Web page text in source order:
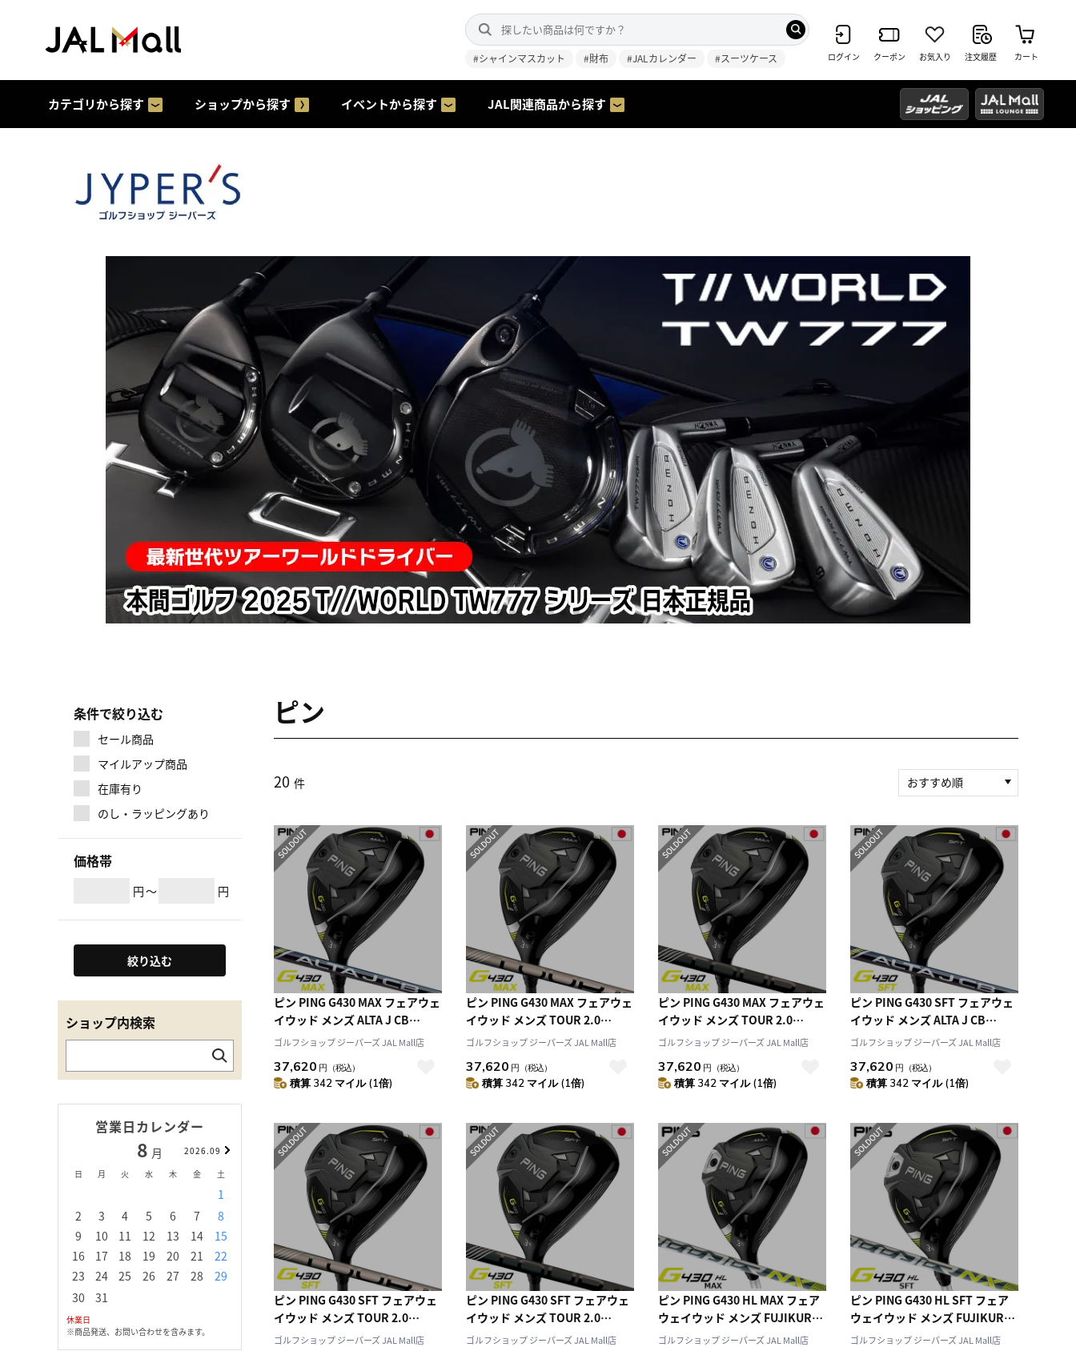
#シャインマスカット #財布 #JALカレンダー #スーツケース ログイン クーポン お気入り 注文履歴 カート
カテゴリから探す ショップから探す イベントから探す JAL関連商品から探す
マイルアップ商品
条件で絞り込む
セール商品
在庫有り
のし・ラッピングあり
価格帯
円～ 円
絞り込む
ショップ内検索
営業日カレンダー
8 月
2026.09
日
月 火 水 木 金 土
1
2
3 4 5 6 7
8
9
10 11 12 13 14
15
16
17 18 19 20 21
22
23
24 25 26 27 28
29
30
31
9 月
2026.10
火 木 金 土
1 2 3
5
9 10 11
12
16 17 18
21 22 23 24
28 29 30
10 月
2026.11
月 水 木 金 土
1 2
3
7 8 9
10
14 15 16
19 20 21 22
26 27 28 29 30 31
休業日
※商品発送、お問い合わせを含みます。
ピン
20 件
おすすめ順
積算マイル率（高い
順）
人気順
レビュー件数（多い
順）
レビュー評価（高い
順）
価格（安い順）
価格（高い順）
ピン PING G430 MAX フェアウェ
イウッド メンズ ALTA J CB
BLACK メーカー保証 2022年11
利き アルタJCB
ゴルフショップ ジーパーズ JAL Mall店
37,620 円 （税込）
積算 342 マイル (1倍)
ピン PING G430 MAX フェアウェ
イウッド メンズ TOUR 2.0
CHROME メーカー保証 2022年
ゴルフ ゴルフクラブ 右用 右打ち
右利き ピンツアー2.0
ゴルフショップ ジーパーズ JAL Mall店
37,620 円 （税込）
積算 342 マイル (1倍)
ピン PING G430 MAX フェアウェ
イウッド メンズ TOUR 2.0
BLACK メーカー保証 2022年11
ルフ ゴルフクラブ 右用 右打ち 右
利き ピンツアー2.0
ゴルフショップ ジーパーズ JAL Mall店
37,620 円 （税込）
積算 342 マイル (1倍)
ピン PING G430 SFT フェアウェ
イウッド メンズ ALTA J CB
BLACK メーカー保証 2022年11
利き アルタJCB
ゴルフショップ ジーパーズ JAL Mall店
37,620 円 （税込）
積算 342 マイル (1倍)
ピン PING G430 SFT フェアウェ
イウッド メンズ TOUR 2.0
CHROME メーカー保証 2022年
ゴルフショップ ジーパーズ JAL Mall店
ピン PING G430 SFT フェアウェ
イウッド メンズ TOUR 2.0
BLACK メーカー保証 2022年11
ゴルフショップ ジーパーズ JAL Mall店
ピン PING G430 HL MAX フェア
ウェイウッド メンズ FUJIKURA
SPEEDER NX 35/45 日本正規品
ゴルフショップ ジーパーズ JAL Mall店
ピン PING G430 HL SFT フェア
ウェイウッド メンズ FUJIKURA
SPEEDER NX 35/45 日本正規品
ゴルフショップ ジーパーズ JAL Mall店